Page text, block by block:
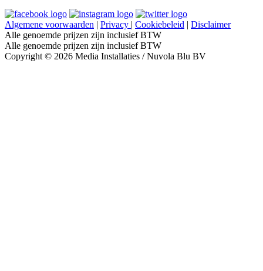
Algemene voorwaarden | Privacy | Cookiebeleid | Disclaimer
Alle genoemde prijzen zijn inclusief BTW
Alle genoemde prijzen zijn inclusief BTW
Copyright © 2026 Media Installaties / Nuvola Blu BV